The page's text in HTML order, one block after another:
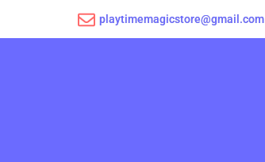
playtimemagicstore@gmail.com